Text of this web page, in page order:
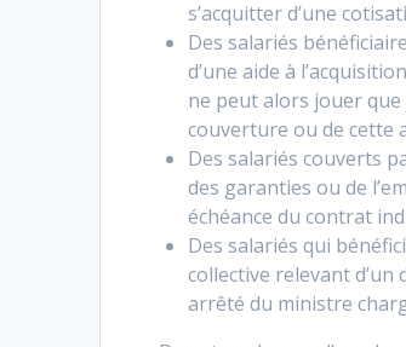
s’acquitter d’une
Des salariés
d’une aide à
ne peut alors jouer que
couverture ou de cette
Des salariés couverts
des garanties ou de
échéance du contrat
Des salariés qui
collective relevant
arrêté du ministre